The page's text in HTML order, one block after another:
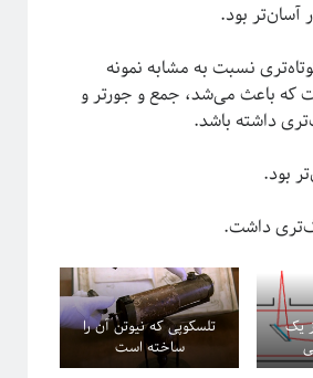
نسبت به مشابه نمونه
باعث می‌شد، جمع و جور‌تر و
داشته باشد.
یک
تلسکوپی که نیوتن آن را
ساخته است